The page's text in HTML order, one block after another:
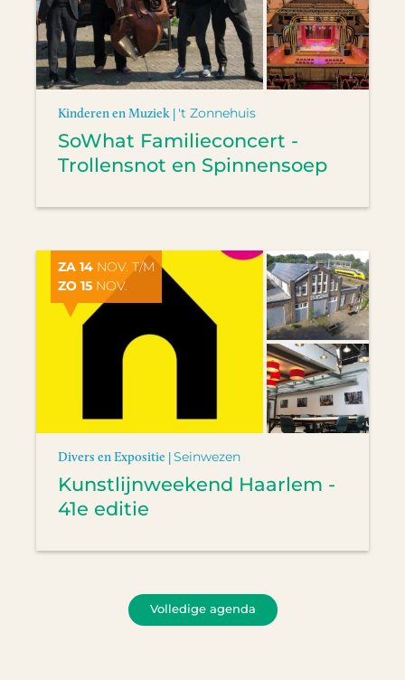
Kinderen en Muziek | 't Zonnehuis
SoWhat Familieconcert -
Trollensnot en Spinnensoep
ZA 14 NOV. T/M
ZO 15 NOV.
Divers en Expositie |Seinwezen
Kunstlijnweekend Haarlem -
41e editie
Volledige agenda